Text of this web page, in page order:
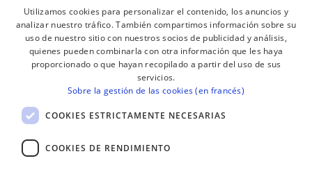
¡RECIBE NUESTROS BOLETINES!
Suscribirse
BASQUE
FRENCH
Utilizamos cookies para personalizar el contenido, los anuncios y
analizar nuestro tráfico. También compartimos información sobre su
uso de nuestro sitio con nuestros socios de publicidad y análisis,
quienes pueden combinarla con otra información que les haya
proporcionado o que hayan recopilado a partir del uso de sus
servicios.
Sobre la gestión de las cookies (en francés)
COOKIES ESTRICTAMENTE NECESARIAS
COOKIES DE RENDIMIENTO